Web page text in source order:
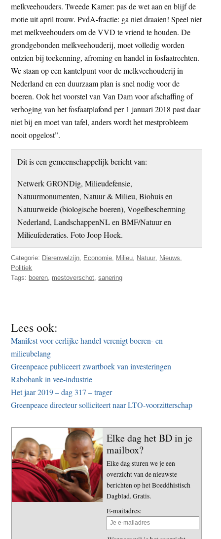
melkveehouders. Tweede Kamer: pas de wet aan en blijf de
motie uit april trouw. PvdA-fractie: ga niet draaien! Speel niet
met melkveehouders om de VVD te vriend te houden. De
grondgebonden melkveehouderij, moet volledig worden
ontzien bij toekenning, afroming en handel in fosfaatrechten.
We staan op een kantelpunt voor de melkveehouderij in
Nederland en een duurzaam plan is snel nodig voor de
boeren. Ook het voorstel van Van Dam voor afschaffing of
verhoging van het fosfaatplafond per 1 januari 2018 past daar
niet bij en moet van tafel, anders wordt het mestprobleem
nooit opgelost”.
Dit is een gemeenschappelijk bericht van:
Netwerk GRONDig, Milieudefensie,
Natuurmonumenten, Natuur & Milieu, Biohuis en
Natuurweide (biologische boeren), Vogelbescherming
Nederland, LandschappenNL en BMF/Natuur en
Milieufederaties. Foto Joop Hoek.
Categorie: Dierenwelzijn Economie Milieu Natuur Nieuws
Politiek
Tags: boeren mestoverschot ,sanering
Lees ook:
Manifest voor eerlijke handel verenigt boeren- en
milieubelang
Greenpeace publiceert zwartboek van investeringen
Rabobank in vee-industrie
Het jaar 2019 – dag 317 – trager
Greenpeace directeur solliciteert naar LTO-voorzitterschap
Elke dag het BD in je
mailbox?
Elke dag sturen we je een
overzicht van de nieuwste
berichten op het Boeddhistisch
Dagblad. Gratis.
E-mailadres: